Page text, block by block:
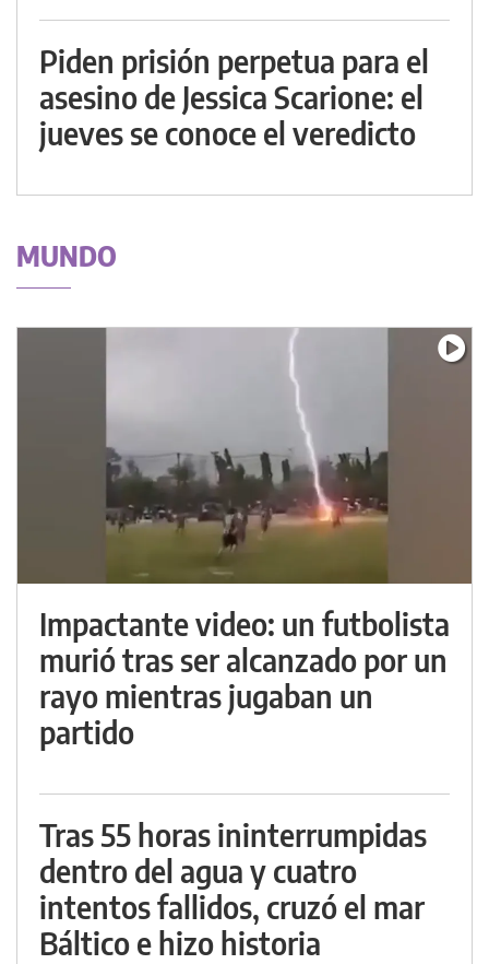
Piden prisión perpetua para el
asesino de Jessica Scarione: el
jueves se conoce el veredicto
MUNDO
Impactante video: un futbolista
murió tras ser alcanzado por un
rayo mientras jugaban un
partido
Tras 55 horas ininterrumpidas
dentro del agua y cuatro
intentos fallidos, cruzó el mar
Báltico e hizo historia